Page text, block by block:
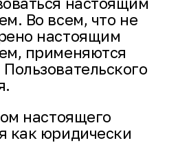
Во всем, что не
настоящим
применяются
настоящего
как юридически